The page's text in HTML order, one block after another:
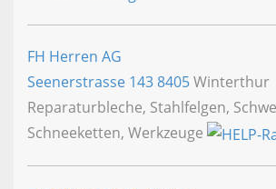
FH Herren AG
Seenerstrasse 1438405Winterthur
Reparaturbleche, Stahlfelgen,
Schneeketten, Werkzeuge